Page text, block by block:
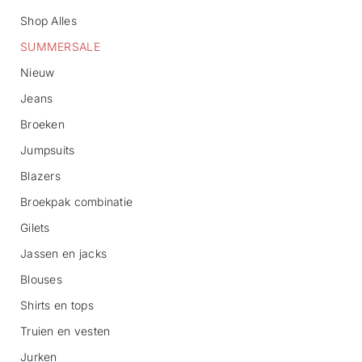
Shop Alles
SUMMERSALE
Nieuw
Jeans
Broeken
Jumpsuits
Blazers
Broekpak combinatie
Gilets
Jassen en jacks
Blouses
Shirts en tops
Truien en vesten
Jurken